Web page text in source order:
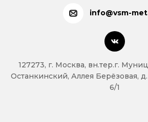
info@vsm-
127273, г. Москва, вн.тер.г.
Останкинский, Аллея Берёзовая,
6/1